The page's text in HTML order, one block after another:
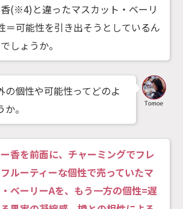
(※4)と違ったマスカット・ベーリ
＝可能性を引き出そうとしているん
しょうか。
の個性や可能性ってどのよ
。
香を前面に、チャーミングでフレ
ルーティーな個性で売っていたマ
ベーリーAを、もう一方の個性=遅